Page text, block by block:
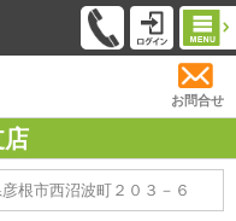
お問合せ
店
根市西沼波町２０３－６